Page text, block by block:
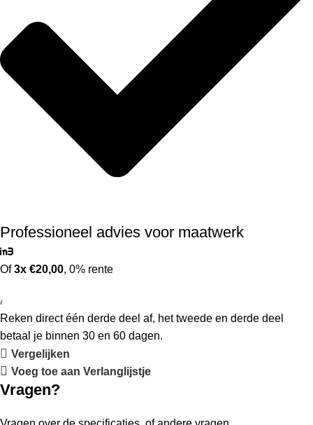
Professioneel advies voor maatwerk
Of3x €20,00, 0% rente
Reken direct één derde deel af, het tweede en derde deel
betaal je binnen 30 en 60 dagen.
Vergelijken
Voeg toe aan Verlanglijstje
Vragen?